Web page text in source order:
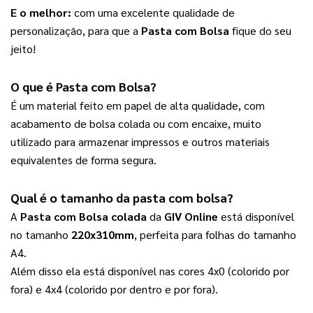
E o melhor: com uma excelente qualidade de
personalização, para que a Pasta com Bolsa fique do seu
jeito!
O que é Pasta com Bolsa?
É um material feito em papel de alta qualidade, com
acabamento de bolsa colada ou com encaixe, muito
utilizado para armazenar impressos e outros materiais
equivalentes de forma segura.
Qual é o tamanho da pasta com bolsa?
A Pasta com Bolsa colada da GIV Online está disponível
no tamanho 220x310mm, perfeita para folhas do tamanho
A4.
Além disso ela está disponível nas cores 4x0 (colorido por
fora) e 4x4 (colorido por dentro e por fora).